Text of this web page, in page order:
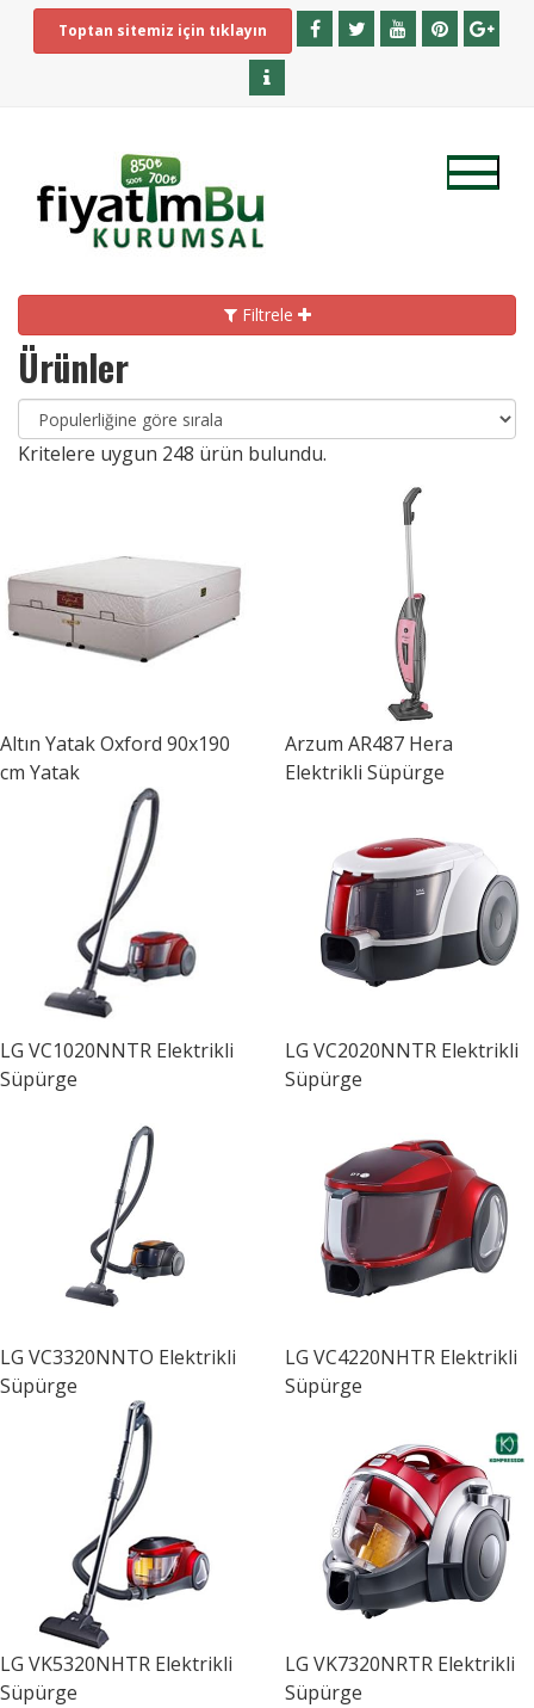
Toptan sitemiz için tıklayın
Filtrele
Ürünler
Kritelere uygun 248 ürün bulundu.
Altın YatakOxford 90x190
cm Yatak
Arzum AR487 Hera
Elektrikli Süpürge
LG VC1020NNTR Elektrikli
Süpürge
LG VC2020NNTR Elektrikli
Süpürge
LG VC3320NNTO Elektrikli
Süpürge
LG VC4220NHTR Elektrikli
Süpürge
LG VK5320NHTR Elektrikli
Süpürge
LG VK7320NRTR Elektrikli
Süpürge